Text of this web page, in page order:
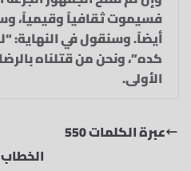
فسيموت ثقافياً وقيمياً،
أيضاً. وسنقول في النهاية:
كده”، ونحن من قتلناه
الأولى.
عبرة الكلمات 550